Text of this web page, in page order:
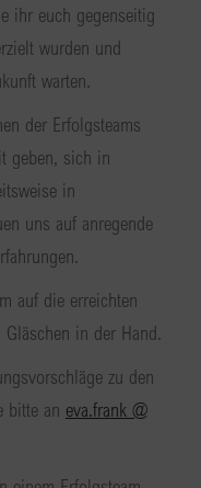
ihr euch gegenseitig
wurden und
warten.
der Erfolgsteams
geben, sich in
in
uns auf anregende
auf die erreichten
in der Hand.
zu den
bitte an eva.frank @